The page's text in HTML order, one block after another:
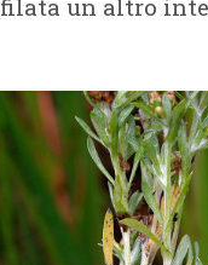
un altro